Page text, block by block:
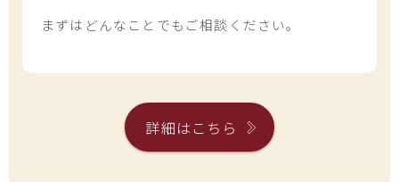
まずはどんなことでもご相談ください。
詳細はこちら